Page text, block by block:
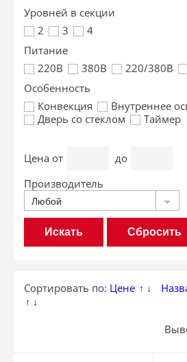
Уровней в секции
2
3
4
Питание
220В
380В 220/380В
Особенность
Конвекция
Внутреннее
Дверь со стеклом
Таймер
Цена от
до
Производитель
Любой
Сбросить
Сортировать по: Цене ↑ ↓
↑ ↓